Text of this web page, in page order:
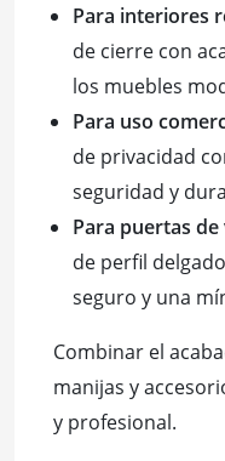
Para interiores
de cierre con
los muebles
Para uso
de privacidad
seguridad y
Para puertas
de perfil
seguro y una
Combinar el
manijas y
y profesional.